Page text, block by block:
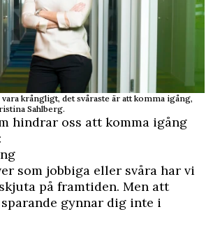
krångligt, det svåraste är att komma igång,
Sahlberg.
hindrar oss att komma igång
som jobbiga eller svåra har vi
på framtiden. Men att
gynnar dig inte i